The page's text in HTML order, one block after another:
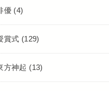
優 (4)
賞式 (129)
方神起 (13)